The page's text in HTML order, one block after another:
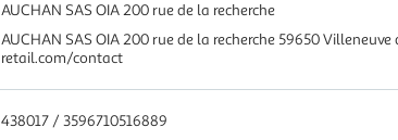
AUCHAN SAS OIA 200 rue de la recherche
AUCHAN SAS OIA 200 rue de la recherche 59650
retail.com/contact
438017 / 3596710516889